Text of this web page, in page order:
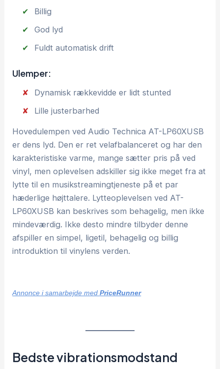
Billig
God lyd
Fuldt automatisk drift
Ulemper:
Dynamisk rækkevidde er lidt stunted
Lille justerbarhed
Hovedulempen ved Audio Technica AT-LP60XUSB
er dens lyd. Den er ret velafbalanceret og har den
karakteristiske varme, mange sætter pris på ved
vinyl, men oplevelsen adskiller sig ikke meget fra at
lytte til en musikstreamingtjeneste på et par
hæderlige højttalere. Lytteoplevelsen ved AT-
LP60XUSB kan beskrives som behagelig, men ikke
mindeværdig. Ikke desto mindre tilbyder denne
afspiller en simpel, ligetil, behagelig og billig
introduktion til vinylens verden.
Annonce i samarbejde medPriceRunner
Bedste vibrationsmodstand